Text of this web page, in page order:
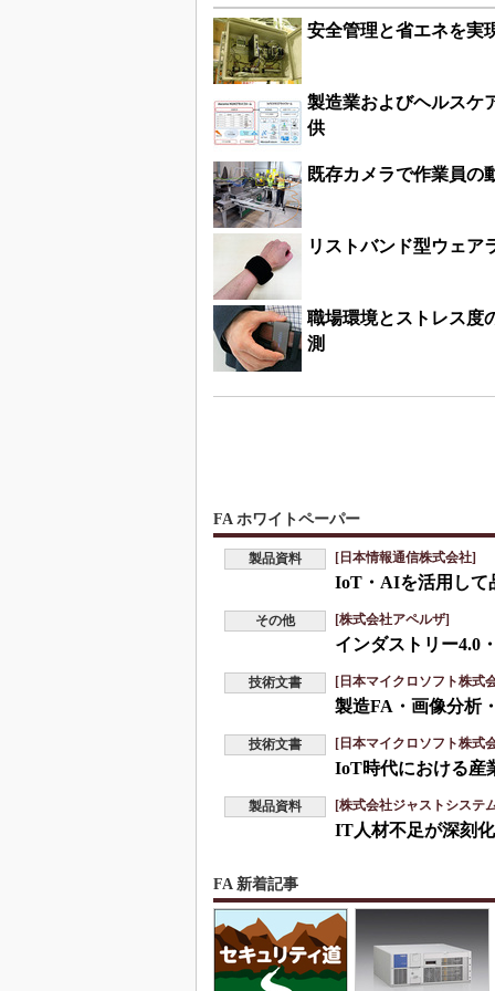
安全管理と省エネを実
製造業およびヘルスケ
供
既存カメラで作業員の
リストバンド型ウェア
職場環境とストレス
測
FA ホワイトペーパー
製品資料 [日本情報通信株式会社]
IoT・AIを活用して
その他 [株式会社アペルザ]
インダストリー4.0
技術文書 [日本マイクロソフト株式
製造FA・画像分析
技術文書 [日本マイクロソフト株式
IoT時代における産
製品資料 [株式会社ジャストシステ
IT人材不足が深刻
FA 新着記事